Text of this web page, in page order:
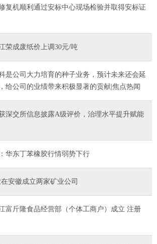
复机顺利通过安标中心现场检验并取得安标证
荣成废纸价上调30元/吨
是公司大力培育的种子业务，预计未来还会延
给公司的业绩带来积极显著的贡献|焦点热闻
深交所信息披露A级评价，治理水平提升赋能
华东丁苯橡胶行情弱势下行
安徽成立两家矿业公司
富斤隆食品经营部（个体工商户）成立 注册